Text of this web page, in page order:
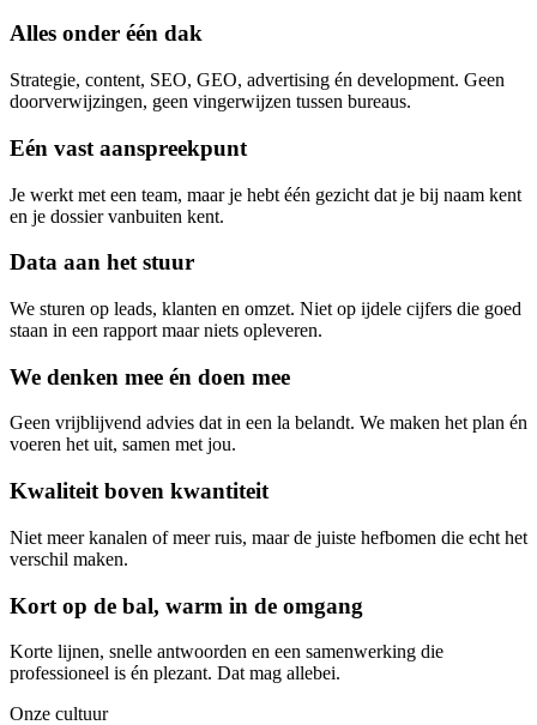
Alles onder één dak
Strategie, content, SEO, GEO, advertising én development. Geen
doorverwijzingen, geen vingerwijzen tussen bureaus.
Eén vast aanspreekpunt
Je werkt met een team, maar je hebt één gezicht dat je bij naam kent
en je dossier vanbuiten kent.
Data aan het stuur
We sturen op leads, klanten en omzet. Niet op ijdele cijfers die goed
staan in een rapport maar niets opleveren.
We denken mee én doen mee
Geen vrijblijvend advies dat in een la belandt. We maken het plan én
voeren het uit, samen met jou.
Kwaliteit boven kwantiteit
Niet meer kanalen of meer ruis, maar de juiste hefbomen die echt het
verschil maken.
Kort op de bal, warm in de omgang
Korte lijnen, snelle antwoorden en een samenwerking die
professioneel is én plezant. Dat mag allebei.
Onze cultuur